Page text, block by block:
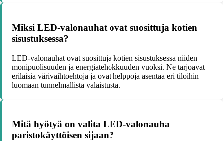
Miksi LED-valonauhat ovat suosittuja kotien
sisustuksessa?
LED-valonauhat ovat suosittuja kotien sisustuksessa niiden
monipuolisuuden ja energiatehokkuuden vuoksi. Ne tarjoavat
erilaisia värivaihtoehtoja ja ovat helppoja asentaa eri tiloihin
luomaan tunnelmallista valaistusta.
Mitä hyötyä on valita LED-valonauha
paristokäyttöisen sijaan?